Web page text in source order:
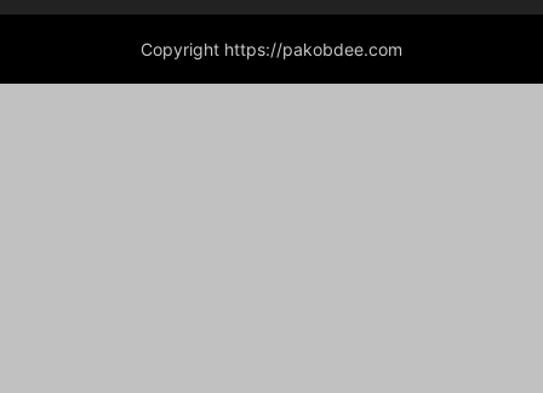
Copyright https://pakobdee.com